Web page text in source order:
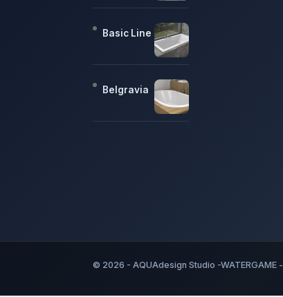
Basic Line
Belgravia
© 2026 - AQUAdesign Studio -WATERGAME -